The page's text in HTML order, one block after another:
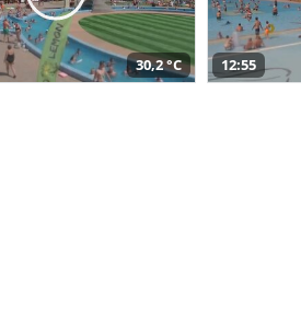
30,2 °C 12:55